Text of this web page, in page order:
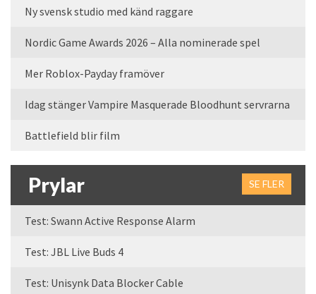
Ny svensk studio med känd raggare
Nordic Game Awards 2026 – Alla nominerade spel
Mer Roblox-Payday framöver
Idag stänger Vampire Masquerade Bloodhunt servrarna
Battlefield blir film
Prylar SE FLER
Test: Swann Active Response Alarm
Test: JBL Live Buds 4
Test: Unisynk Data Blocker Cable